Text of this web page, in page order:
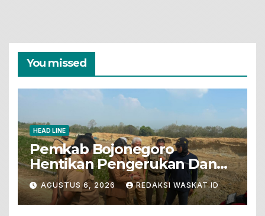
You missed
HEAD LINE
Pemkab Bojonegoro
Hentikan Pengerukan Dan
Penjualan Tanah Dari Lahan
Pertanian
AGUSTUS 6, 2026 REDAKSI WASKAT.ID